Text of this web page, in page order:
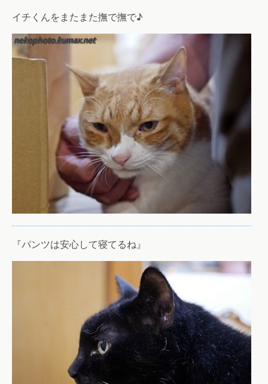
イチくんをまたまた撫で撫で♪
『パンツは安心して寝てるね』